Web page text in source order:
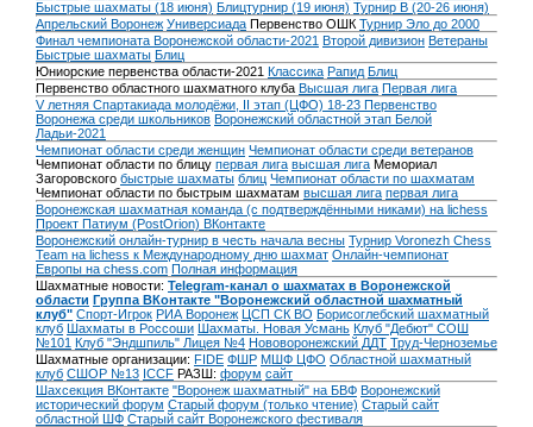
Быстрые шахматы (18 июня) Блицтурнир (19 июня) Турнир B (20-26 июня)
Апрельский Воронеж Универсиада Первенство ОШК Турнир Эло до 2000
Финал чемпионата Воронежской области-2021 Второй дивизион Ветераны
Быстрые шахматы Блиц
Юниорские первенства области-2021 Классика Рапид Блиц
Первенство областного шахматного клуба Высшая лига Первая лига
V летняя Спартакиада молодёжи, II этап (ЦФО) 18-23 Первенство
Воронежа среди школьников Воронежский областной этап Белой
Ладьи-2021
Чемпионат области среди женщин Чемпионат области среди ветеранов
Чемпионат области по блицу первая лига высшая лига Мемориал
Загоровского быстрые шахматы блиц Чемпионат области по шахматам
Чемпионат области по быстрым шахматам высшая лига первая лига
Воронежская шахматная команда (с подтверждёнными никами) на lichess
Проект Патиум (PostOrion) ВКонтакте
Воронежский онлайн-турнир в честь начала весны Турнир Voronezh Chess
Team на lichess к Международному дню шахмат Онлайн-чемпионат
Европы на chess.com Полная информация
Шахматные новости: Telegram-канал о шахматах в Воронежской
области Группа ВКонтакте "Воронежский областной шахматный
клуб" Спорт-Игрок РИА Воронеж ЦСП СК ВО Борисоглебский шахматный
клуб Шахматы в Россоши Шахматы. Новая Усмань Клуб "Дебют" СОШ
№101 Клуб "Эндшпиль" Лицея №4 Нововоронежский ДДТ Труд-Черноземье
Шахматные организации: FIDE ФШР МШФ ЦФО Областной шахматный
клуб СШОР №13 ICCF РАЗШ: форум сайт
Шахсекция ВКонтакте "Воронеж шахматный" на БВФ Воронежский
исторический форум Cтарый форум (только чтение) Старый сайт
областной ШФ Старый сайт Воронежского фестиваля